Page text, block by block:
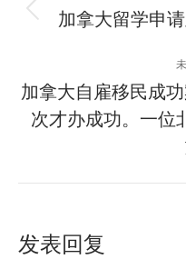
目
航
加拿大留学申
加拿大自雇移民成
次才办成功。一位
发表回复